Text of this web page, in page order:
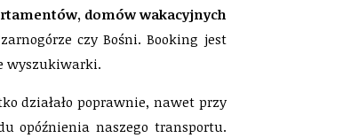
domów wakacyjnych
czy Bośni. Booking jest
wyszukiwarki.
działało poprawnie, nawet przy
opóźnienia naszego transportu.